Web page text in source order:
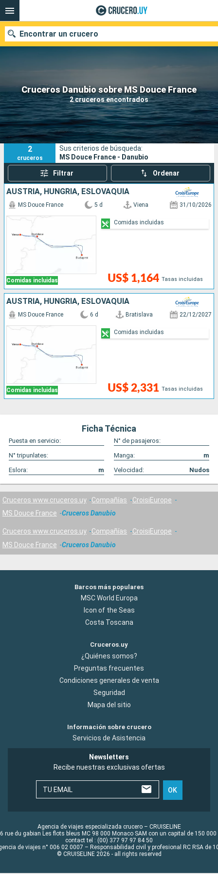
Cruceros Danubio sobre MS Douce France
2 cruceros encontrados
Encontrar un crucero
Nuestros destinos
Fecha de salida
Puertos Compañías
Buscar
2
cruceros
Sus criterios de búsqueda:
MS Douce France - Danubio
Filtrar Ordenar
AUSTRIA, HUNGRÍA, ESLOVAQUIA
Comidas incluidas
MS Douce France 5 d Viena 31/10/2026
US$ 1,164 Tasas incluidas
Comidas incluidas
AUSTRIA, HUNGRÍA, ESLOVAQUIA
Comidas incluidas
MS Douce France 6 d Bratislava 22/12/2027
US$ 2,331 Tasas incluidas
Comidas incluidas
Ficha Técnica
Puesta en servicio:
N° de pasajeros:
N° tripunlates:
Manga:
m
Eslora:
m Velocidad: Nudos
Cruceros www.cruceros.uy Compañías
CroisiEurope
MS Douce France
Cruceros Danubio
Cruceros www.cruceros.uy Compañías
CroisiEurope
MS Douce France
Cruceros Danubio
Barcos más populares
MSC World Europa
Icon of the Seas
Costa Toscana
Cruceros.uy
¿Quiénes somos?
Preguntas frecuentes
Condiciones generales de venta
Seguridad
Mapa del sitio
Información sobre crucero
Servicios de Asistencia
Newsletters
Recibe nuestras exclusivas ofertas
TU EMAIL OK
Agencia de viajes especializada crucero – CRUISELINE
rue du gabian Les flots bleus MC 98 000 Monaco SAM con un capital de 150 000
contact tel : (00) 377 97 97 84 50
de viajes n° 006 02 0007 – Responsabilidad civil y profesional RC RSA de
© CRUISELINE 2026 - all rights reserved